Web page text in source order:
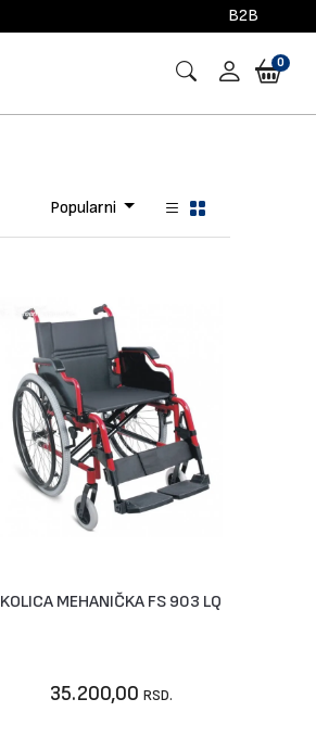
B2B
0
Popularni
Vidi artikal
KOLICA MEHANIČKA FS 903 LQ
35.200,00 RSD.